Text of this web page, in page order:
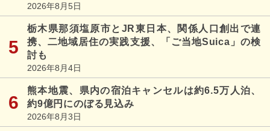
2026年8月5日
栃木県那須塩原市とJR東日本、関係人口創出で連
携、二地域居住の実践支援、「ご当地Suica」の検
討も
2026年8月4日
熊本地震、県内の宿泊キャンセルは約6.5万人泊、
約9億円にのぼる見込み
2026年8月3日